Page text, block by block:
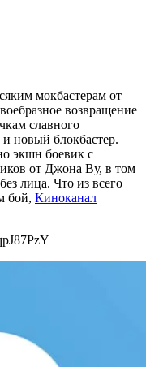
мокбастерам от
возвращение
славного
новый блокбастер.
экшн боевик с
от Джона Ву, в том
лица. Что из всего
бой, Киноканал